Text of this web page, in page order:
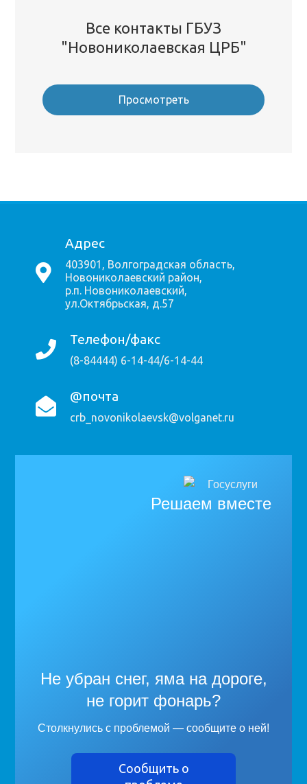
Все контакты ГБУЗ
"Новониколаевская ЦРБ"
Просмотреть
Адрес
403901, Волгоградская область,
Новониколаевский район,
р.п. Новониколаевский,
ул.Октябрьская, д.57
Телефон/факс
(8-84444) 6-14-44/6-14-44
@почта
crb_novonikolaevsk@volganet.ru
Решаем вместе
Не убран снег, яма на дороге,
не горит фонарь?
Столкнулись с проблемой — сообщите о ней!
Сообщить о